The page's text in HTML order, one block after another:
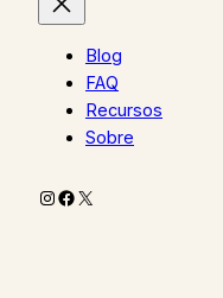
Blog
FAQ
Recursos
Sobre
Instagram
Facebook
X